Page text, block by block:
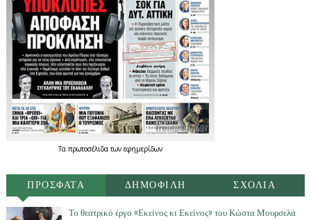
Τα πρωτοσέλιδατων εφημερίδων
ΠΡΟΣΦΑΤΑ ΔΗΜΟΦΙΛΗ ΣΧΟΛΙΑ
Το θεατρικό έργο «Εκείνος κι Εκείνος» του Κώστα Μουρσελά